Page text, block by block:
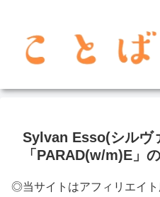
Sylvan Esso(シルヴ
「PARAD(w/m)E」
◎当サイトはアフィリエイ